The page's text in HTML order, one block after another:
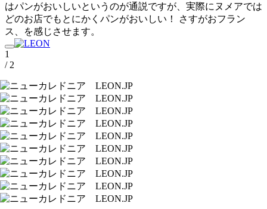
はパンがおいしいというのが通説ですが、実際にヌメアでは
どのお店でもとにかくパンがおいしい！ さすがおフラン
ス、を感じさせます。
1
/ 2